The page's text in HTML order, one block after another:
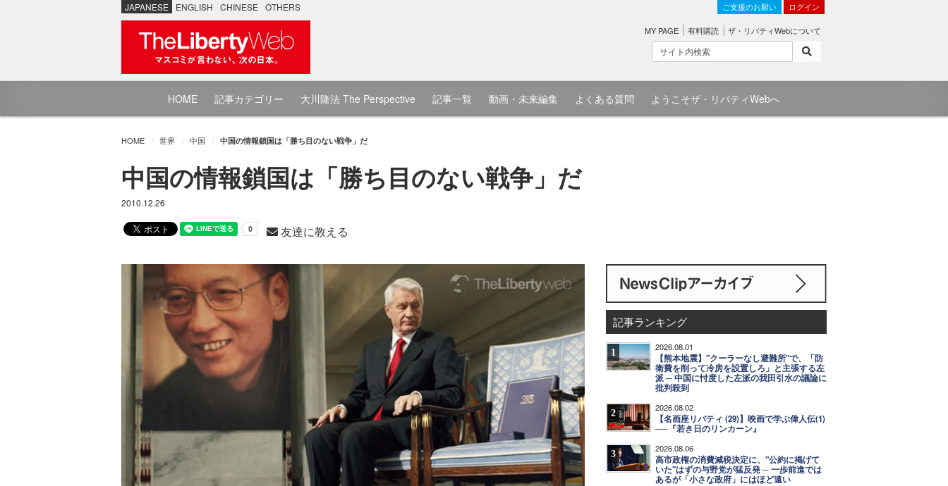
JAPANESE ENGLISH CHINESE OTHERS ご支援のお願い ログイン
MY PAGE 有料購読 ザ・リバティWebについて
HOME 記事カテゴリー 大川隆法 The Perspective 記事一覧 動画・未来編集 よくある質問 ようこそザ・リバティWebへ
HOME 世界 中国 中国の情報鎖国は「勝ち目のない戦争」だ
中国の情報鎖国は「勝ち目のない戦争」だ
2010.12.26
友達に教える
記事ランキング
1 2026.08.01
【熊本地震】"クーラーなし避難所"で、「防
衛費を削って冷房を設置しろ」と主張する左
派 ─ 中国に忖度した左派の我田引水の議論に
批判殺到
2 2026.08.02
【名画座リバティ (29)】映画で学ぶ偉人伝(1)
──『若き日のリンカーン』
3 2026.08.06
高市政権の消費減税決定に、"公約に掲げて
いた"はずの与野党が猛反発 ─ 一歩前進では
あるが「小さな政府」にはほど遠い